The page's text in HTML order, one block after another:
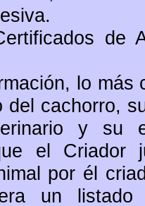
de
lo más
del cachorro,
y su
el Criador
por él
un